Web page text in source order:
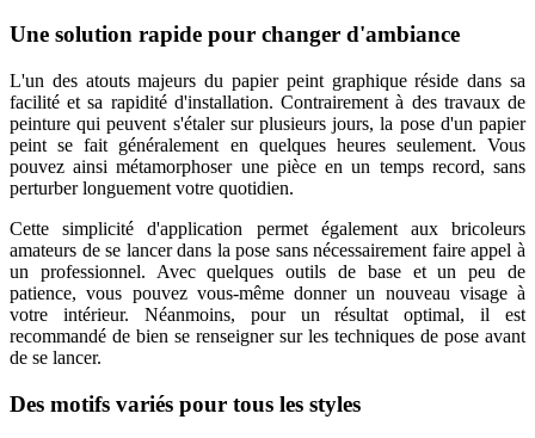
Une solution rapide pour changer d'ambiance
L'un des atouts majeurs du papier peint graphique réside dans sa
facilité et sa rapidité d'installation. Contrairement à des travaux de
peinture qui peuvent s'étaler sur plusieurs jours, la pose d'un papier
peint se fait généralement en quelques heures seulement. Vous
pouvez ainsi métamorphoser une pièce en un temps record, sans
perturber longuement votre quotidien.
Cette simplicité d'application permet également aux bricoleurs
amateurs de se lancer dans la pose sans nécessairement faire appel à
un professionnel. Avec quelques outils de base et un peu de
patience, vous pouvez vous-même donner un nouveau visage à
votre intérieur. Néanmoins, pour un résultat optimal, il est
recommandé de bien se renseigner sur les techniques de pose avant
de se lancer.
Des motifs variés pour tous les styles